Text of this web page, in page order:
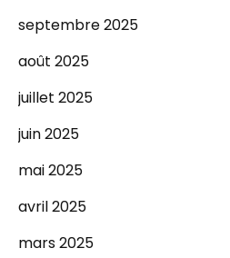
septembre 2025
août 2025
juillet 2025
juin 2025
mai 2025
avril 2025
mars 2025